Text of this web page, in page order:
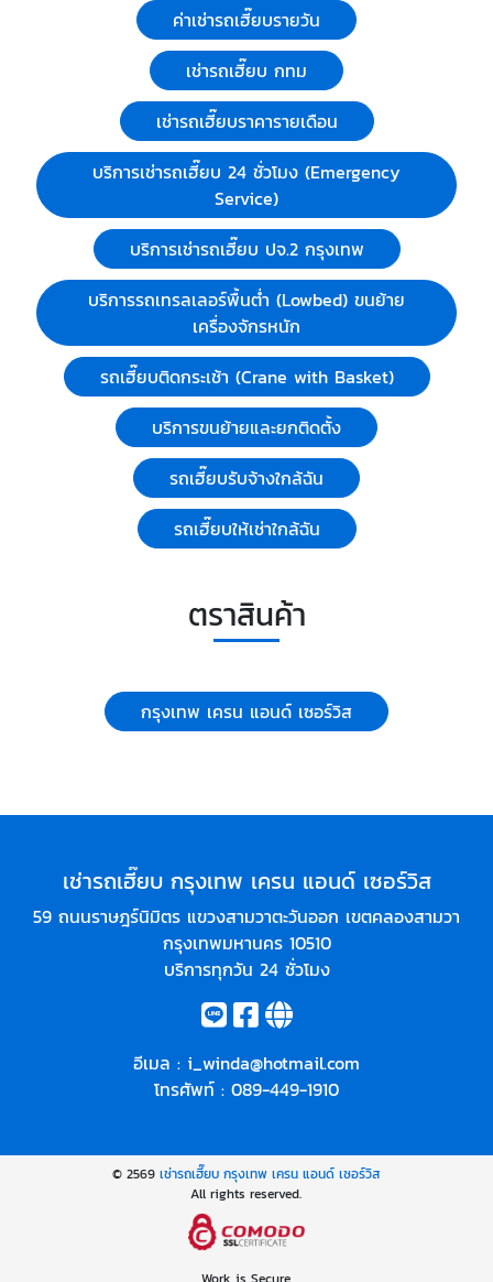
ค่าเช่ารถเฮี๊ยบรายวัน
เช่ารถเฮี๊ยบ กทม
เช่ารถเฮี๊ยบราคารายเดือน
บริการเช่ารถเฮี๊ยบ 24 ชั่วโมง (Emergency
Service)
บริการเช่ารถเฮี๊ยบ ปจ.2 กรุงเทพ
บริการรถเทรลเลอร์พื้นต่ำ (Lowbed) ขนย้าย
เครื่องจักรหนัก
รถเฮี๊ยบติดกระเช้า (Crane with Basket)
บริการขนย้ายและยกติดตั้ง
รถเฮี๊ยบรับจ้างใกล้ฉัน
รถเฮี๊ยบให้เช่าใกล้ฉัน
ตราสินค้า
กรุงเทพ เครน แอนด์ เซอร์วิส
เช่ารถเฮี๊ยบ กรุงเทพ เครน แอนด์ เซอร์วิส
59 ถนนราษฎร์นิมิตร แขวงสามวาตะวันออก เขตคลองสามวา
กรุงเทพมหานคร 10510
บริการทุกวัน 24 ชั่วโมง
อีเมล : i_winda@hotmail.com
โทรศัพท์ : 089-449-1910
© 2569เช่ารถเฮี๊ยบ กรุงเทพ เครน แอนด์ เซอร์วิส
All rights reserved.